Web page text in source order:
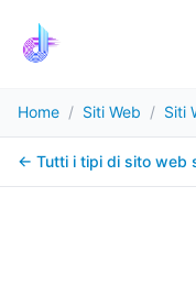
Home / Siti Web / Siti
← Tutti i tipi di sito web